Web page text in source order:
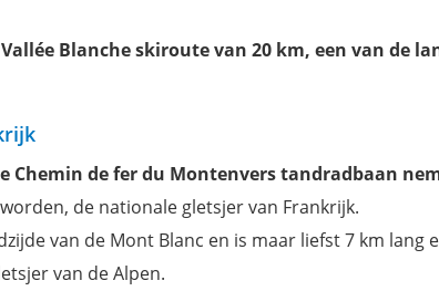
Blanche skiroute van 20 km, een van de
Chemin de fer du Montenvers tandradbaan
de nationale gletsjer van Frankrijk.
van de Mont Blanc en is maar liefst 7 km lang
van de Alpen.